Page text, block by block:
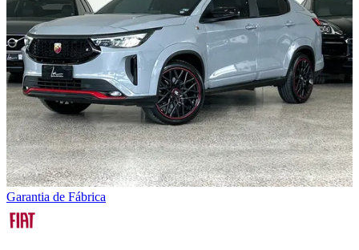
Garantia de Fábrica